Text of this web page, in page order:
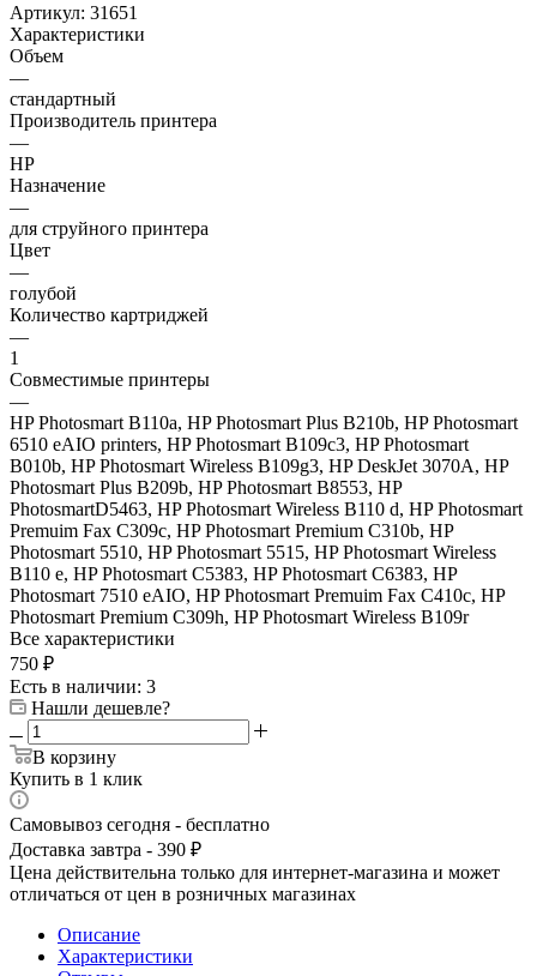
Артикул: 31651
Характеристики
Объем
—
стандартный
Производитель принтера
—
HP
Назначение
—
для струйного принтера
Цвет
—
голубой
Количество картриджей
—
1
Совместимые принтеры
—
HP Photosmart B110a, HP Photosmart Plus B210b, HP Photosmart
6510 eAIO printers, HP Photosmart B109c3, HP Photosmart
B010b, HP Photosmart Wireless B109g3, HP DeskJet 3070A, HP
Photosmart Plus B209b, HP Photosmart B8553, HP
PhotosmartD5463, HP Photosmart Wireless B110 d, HP Photosmart
Premuim Fax C309c, HP Photosmart Premium C310b, HP
Photosmart 5510, HP Photosmart 5515, HP Photosmart Wireless
B110 e, HP Photosmart C5383, HP Photosmart C6383, HP
Photosmart 7510 eAIO, HP Photosmart Premuim Fax C410c, HP
Photosmart Premium C309h, HP Photosmart Wireless B109r
Все характеристики
750 ₽
Есть в наличии: 3
Нашли дешевле?
В корзину
Купить в 1 клик
Самовывоз сегодня - бесплатно
Доставка завтра - 390 ₽
Цена действительна только для интернет-магазина и может
отличаться от цен в розничных магазинах
Описание
Характеристики